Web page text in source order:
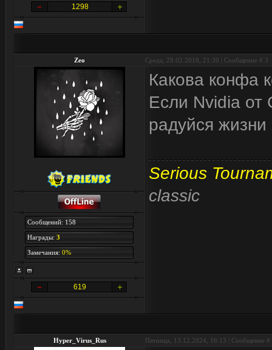
1298
Zeo Среда, 28.02.2018, 21:30 | Сообщение # 3
Сообщений: 158
Награды: 3
Замечания: 0%
619
Какова конфа
Если Nvidia от
радуйся жизни
Serious
classic
Hyper_Virus_Rus Пятница, 13.12.2024, 16:13 | Сообщение #